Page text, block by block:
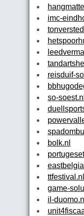
imc-
reisduif-
so-soest.nl
bolk.nl
ttfestival.nl
game-
il-duomo.nl